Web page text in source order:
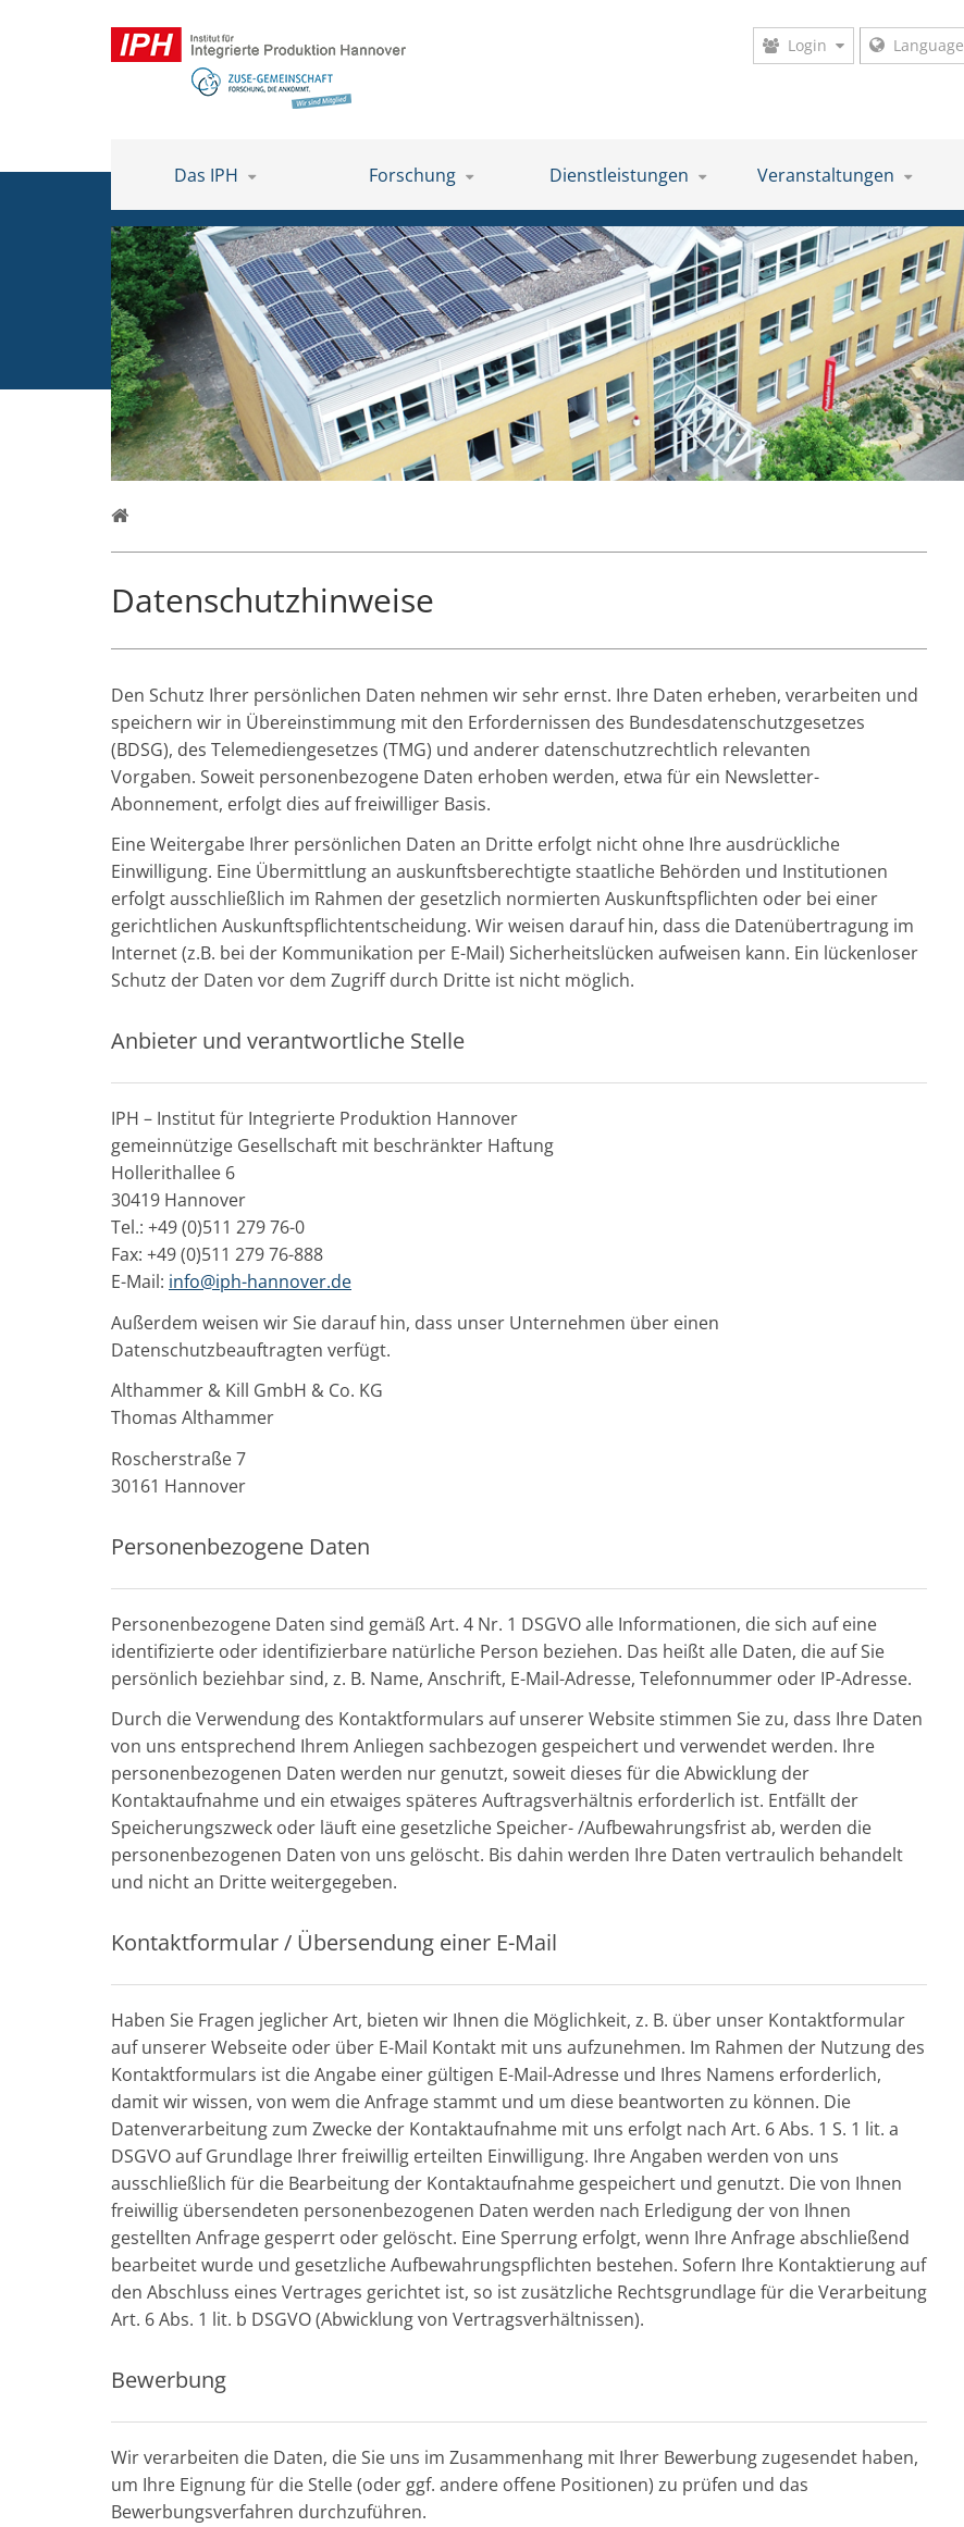
Login Language
Das IPH Forschung Dienstleistungen Veranstaltungen
Datenschutzhinweise
Den Schutz Ihrer persönlichen Daten nehmen wir sehr ernst. Ihre Daten erheben, verarbeiten und
speichern wir in Übereinstimmung mit den Erfordernissen des Bundesdatenschutzgesetzes
(BDSG), des Telemediengesetzes (TMG) und anderer datenschutzrechtlich relevanten
Vorgaben. Soweit personenbezogene Daten erhoben werden, etwa für ein Newsletter-
Abonnement, erfolgt dies auf freiwilliger Basis.
Eine Weitergabe Ihrer persönlichen Daten an Dritte erfolgt nicht ohne Ihre ausdrückliche
Einwilligung. Eine Übermittlung an auskunftsberechtigte staatliche Behörden und Institutionen
erfolgt ausschließlich im Rahmen der gesetzlich normierten Auskunftspflichten oder bei einer
gerichtlichen Auskunftspflichtentscheidung. Wir weisen darauf hin, dass die Datenübertragung im
Internet (z.B. bei der Kommunikation per E-Mail) Sicherheitslücken aufweisen kann. Ein lückenloser
Schutz der Daten vor dem Zugriff durch Dritte ist nicht möglich.
Anbieter und verantwortliche Stelle
IPH – Institut für Integrierte Produktion Hannover
gemeinnützige Gesellschaft mit beschränkter Haftung
Hollerithallee 6
30419 Hannover
Tel.: +49 (0)511 279 76-0
Fax: +49 (0)511 279 76-888
E-Mail: info@iph-hannover.de
Außerdem weisen wir Sie darauf hin, dass unser Unternehmen über einen
Datenschutzbeauftragten verfügt.
Althammer & Kill GmbH & Co. KG
Thomas Althammer
Roscherstraße 7
30161 Hannover
Personenbezogene Daten
Personenbezogene Daten sind gemäß Art. 4 Nr. 1 DSGVO alle Informationen, die sich auf eine
identifizierte oder identifizierbare natürliche Person beziehen. Das heißt alle Daten, die auf Sie
persönlich beziehbar sind, z. B. Name, Anschrift, E-Mail-Adresse, Telefonnummer oder IP-Adresse.
Durch die Verwendung des Kontaktformulars auf unserer Website stimmen Sie zu, dass Ihre Daten
von uns entsprechend Ihrem Anliegen sachbezogen gespeichert und verwendet werden. Ihre
personenbezogenen Daten werden nur genutzt, soweit dieses für die Abwicklung der
Kontaktaufnahme und ein etwaiges späteres Auftragsverhältnis erforderlich ist. Entfällt der
Speicherungszweck oder läuft eine gesetzliche Speicher- /Aufbewahrungsfrist ab, werden die
personenbezogenen Daten von uns gelöscht. Bis dahin werden Ihre Daten vertraulich behandelt
und nicht an Dritte weitergegeben.
Kontaktformular / Übersendung einer E-Mail
Haben Sie Fragen jeglicher Art, bieten wir Ihnen die Möglichkeit, z. B. über unser Kontaktformular
auf unserer Webseite oder über E-Mail Kontakt mit uns aufzunehmen. Im Rahmen der Nutzung des
Kontaktformulars ist die Angabe einer gültigen E-Mail-Adresse und Ihres Namens erforderlich,
damit wir wissen, von wem die Anfrage stammt und um diese beantworten zu können. Die
Datenverarbeitung zum Zwecke der Kontaktaufnahme mit uns erfolgt nach Art. 6 Abs. 1 S. 1 lit. a
DSGVO auf Grundlage Ihrer freiwillig erteilten Einwilligung. Ihre Angaben werden von uns
ausschließlich für die Bearbeitung der Kontaktaufnahme gespeichert und genutzt. Die von Ihnen
freiwillig übersendeten personenbezogenen Daten werden nach Erledigung der von Ihnen
gestellten Anfrage gesperrt oder gelöscht. Eine Sperrung erfolgt, wenn Ihre Anfrage abschließend
bearbeitet wurde und gesetzliche Aufbewahrungspflichten bestehen. Sofern Ihre Kontaktierung auf
den Abschluss eines Vertrages gerichtet ist, so ist zusätzliche Rechtsgrundlage für die Verarbeitung
Art. 6 Abs. 1 lit. b DSGVO (Abwicklung von Vertragsverhältnissen).
Bewerbung
Wir verarbeiten die Daten, die Sie uns im Zusammenhang mit Ihrer Bewerbung zugesendet haben,
um Ihre Eignung für die Stelle (oder ggf. andere offene Positionen) zu prüfen und das
Bewerbungsverfahren durchzuführen.